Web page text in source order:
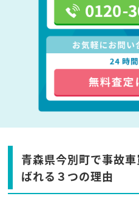
青森県今別町で事故
ばれる３つの理由